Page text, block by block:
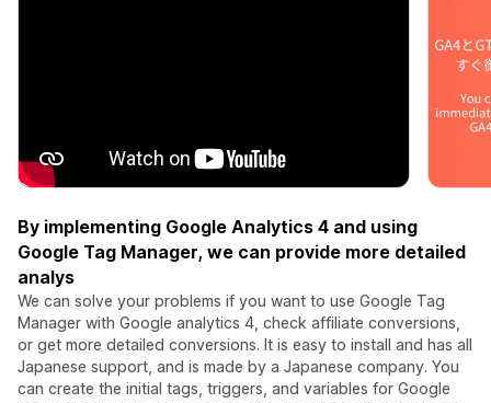
By implementing Google Analytics 4 and using
Google Tag Manager, we can provide more detailed
analys
We can solve your problems if you want to use Google Tag
Manager with Google analytics 4, check affiliate conversions,
or get more detailed conversions. It is easy to install and has all
Japanese support, and is made by a Japanese company. You
can create the initial tags, triggers, and variables for Google